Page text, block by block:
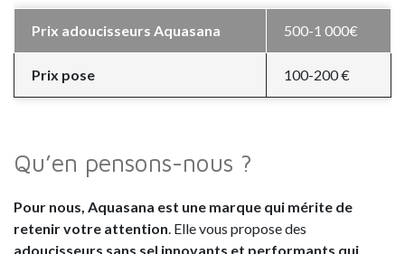
Prix adoucisseurs Aquasana 500-1 000€
Prix pose 100-200 €
Qu’en pensons-nous ?
Pour nous, Aquasana est une marque qui mérite de
retenir votre attention. Elle vous propose des
adoucisseurs sans sel innovants et performants qui